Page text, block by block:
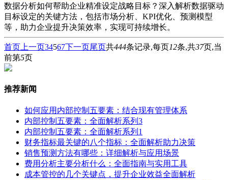
数据分析如何帮助企业精准设定战略目标？深入解析数据驱动
目标设定的关键方法，包括市场分析、KPI优化、预测模型
等，助力企业提升决策效率，实现可持续增长。
首页 上一页34567下一页尾页共444条记录,每页12条,共37页,当
前第5页
推荐新闻
如何应用内部控制五要素：结合现有管理体系
内部控制五要素：全面解析系列3
内部控制五要素：全面解析系列1
财务指标最关键的八个指标：全面解析助力决策
销售预测方法有哪些：详细解析与应用场景
费用分析主要分析什么：全面指南与实用工具
成本管控的几个关键点，提升企业效益全面解析